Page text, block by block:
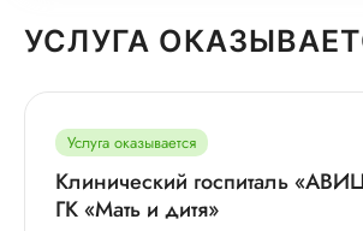
УСЛУГА
Услуга оказывается
Клинический госпиталь
ГК «Мать и дитя»